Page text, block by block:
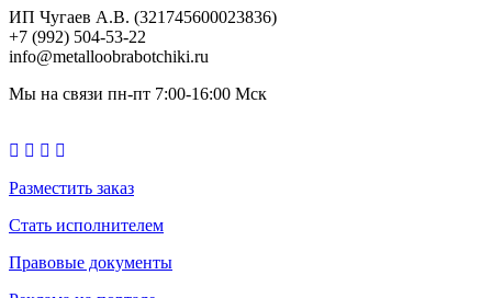
ИП Чугаев А.В. (321745600023836)
+7 (992) 504-53-22
info@metalloobrabotchiki.ru
Мы на связи пн-пт 7:00-16:00 Мск
Разместить заказ
Стать исполнителем
Правовые документы